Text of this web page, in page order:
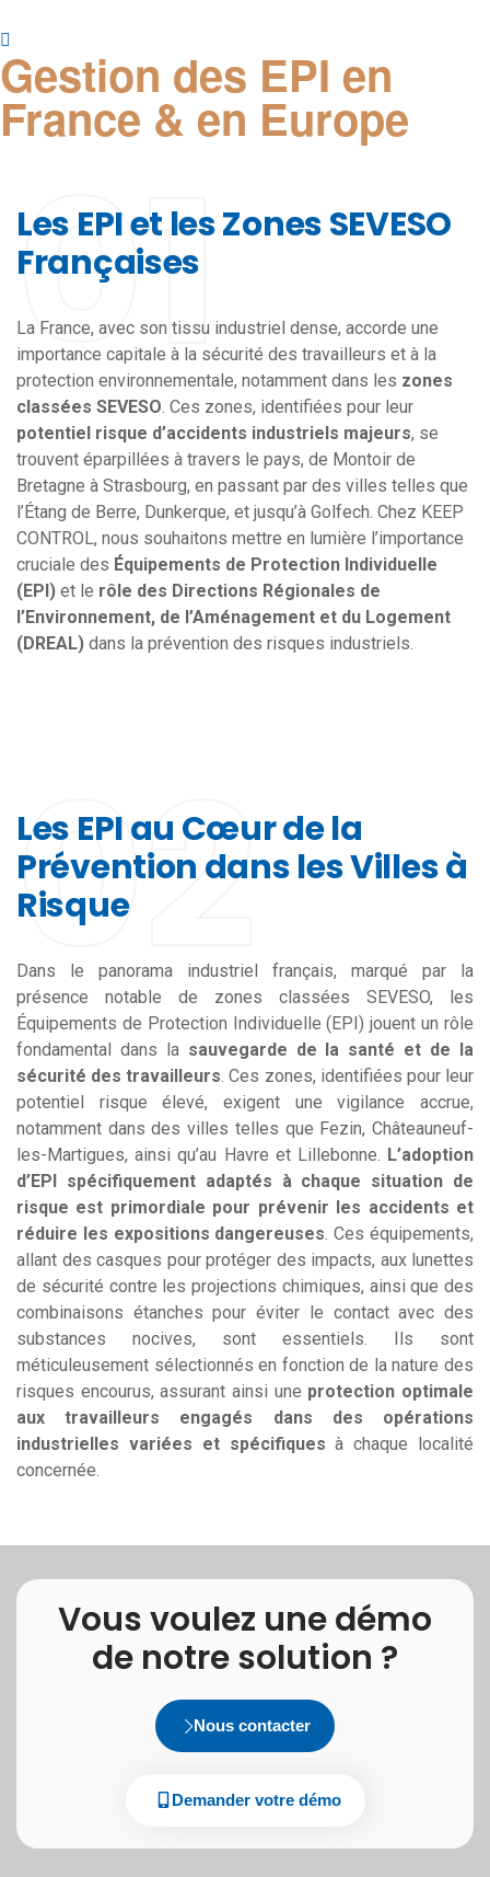
Gestion des EPI en
France & en Europe
01
Les EPI et les Zones SEVESO
Françaises
La France, avec son tissu industriel dense, accorde une
importance capitale à la sécurité des travailleurs et à la
protection environnementale, notamment dans les zones
classées SEVESO. Ces zones, identifiées pour leur
potentiel risque d’accidents industriels majeurs, se
trouvent éparpillées à travers le pays, de Montoir de
Bretagne à Strasbourg, en passant par des villes telles que
l’Étang de Berre, Dunkerque, et jusqu’à Golfech. Chez KEEP
CONTROL, nous souhaitons mettre en lumière l’importance
cruciale des Équipements de Protection Individuelle
(EPI) et le rôle des Directions Régionales de
l’Environnement, de l’Aménagement et du Logement
(DREAL) dans la prévention des risques industriels.
02
Les EPI au Cœur de la
Prévention dans les Villes à
Risque
Dans le panorama industriel français, marqué par la
présence notable de zones classées SEVESO, les
Équipements de Protection Individuelle (EPI) jouent un rôle
fondamental dans la sauvegarde de la santé et de la
sécurité des travailleurs. Ces zones, identifiées pour leur
potentiel risque élevé, exigent une vigilance accrue,
notamment dans des villes telles que Fezin, Châteauneuf-
les-Martigues, ainsi qu’au Havre et Lillebonne. L’adoption
d’EPI spécifiquement adaptés à chaque situation de
risque est primordiale pour prévenir les accidents et
réduire les expositions dangereuses. Ces équipements,
allant des casques pour protéger des impacts, aux lunettes
de sécurité contre les projections chimiques, ainsi que des
combinaisons étanches pour éviter le contact avec des
substances nocives, sont essentiels. Ils sont
méticuleusement sélectionnés en fonction de la nature des
risques encourus, assurant ainsi une protection optimale
aux travailleurs engagés dans des opérations
industrielles variées et spécifiques à chaque localité
concernée.
Vous voulez une démo
de notre solution ?
Nous contacter
Demander votre démo